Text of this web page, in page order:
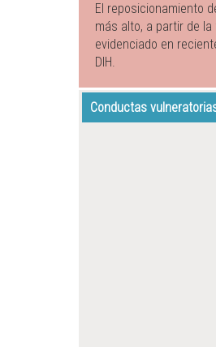
El reposicionamiento
más alto, a partir de la
evidenciado en
DIH.
Conductas